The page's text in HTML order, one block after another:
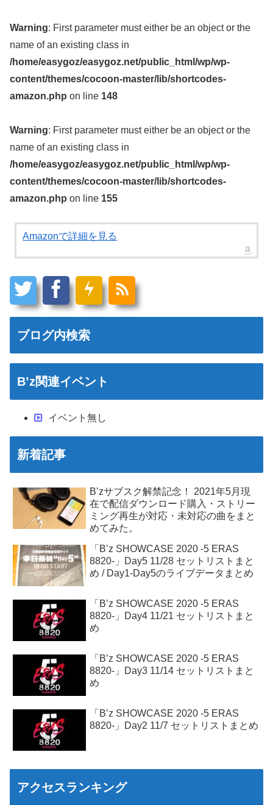
Warning: First parameter must either be an object or the
name of an existing class in
/home/easygoz/easygoz.net/public_html/wp/wp-
content/themes/cocoon-master/lib/shortcodes-
amazon.php on line 148
Warning: First parameter must either be an object or the
name of an existing class in
/home/easygoz/easygoz.net/public_html/wp/wp-
content/themes/cocoon-master/lib/shortcodes-
amazon.php on line 155
Amazonで詳細を見る
ブログ内検索
B’z関連イベント
イベント無し
新着記事
B’zサブスク解禁記念！ 2021年5月現
在で配信ダウンロード購入・ストリー
ミング再生が対応・未対応の曲をまと
めてみた。
「B’z SHOWCASE 2020 -5 ERAS
8820-」Day5 11/28 セットリストまと
め / Day1-Day5のライブデータまとめ
「B’z SHOWCASE 2020 -5 ERAS
8820-」Day4 11/21 セットリストまと
め
「B’z SHOWCASE 2020 -5 ERAS
8820-」Day3 11/14 セットリストまと
め
「B’z SHOWCASE 2020 -5 ERAS
8820-」Day2 11/7 セットリストまとめ
アクセスランキング